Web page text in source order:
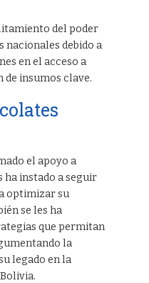
del poder
nacionales debido a
en el acceso a
insumos clave.
el apoyo a
ha instado a seguir
optimizar su
se les ha
que permitan
la
legado en la